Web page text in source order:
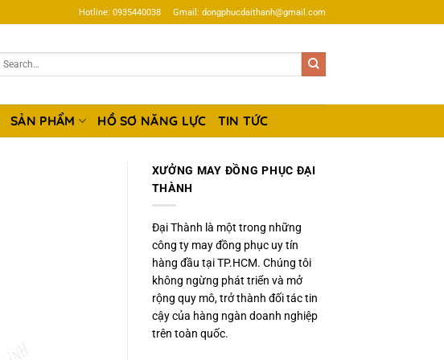
Hotline: 0935440038 Gmail: dongphucdaithanh@gmail.com
SẢN PHẨM HỒ SƠ NĂNG LỰC TIN TỨC
XƯỞNG MAY ĐỒNG PHỤC ĐẠI
THÀNH
Đại Thành là một trong những
công ty may đồng phục uy tín
hàng đầu tại TP.HCM. Chúng tôi
không ngừng phát triển và mở
rộng quy mô, trở thành đối tác tin
cậy của hàng ngàn doanh nghiệp
trên toàn quốc.